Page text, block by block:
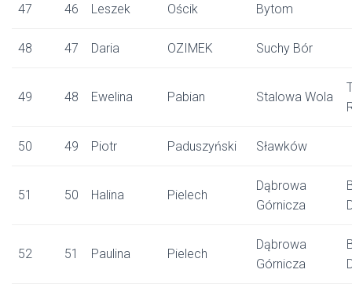
47 46 Leszek Ościk Bytom
48 47 Daria OZIMEK Suchy Bór
49 48 Ewelina Pabian Stalowa Wola
50 49 Piotr Paduszyński Sławków
51 50 Halina Pielech
Dąbrowa
Górnicza
52 51 Paulina Pielech
Dąbrowa
Górnicza